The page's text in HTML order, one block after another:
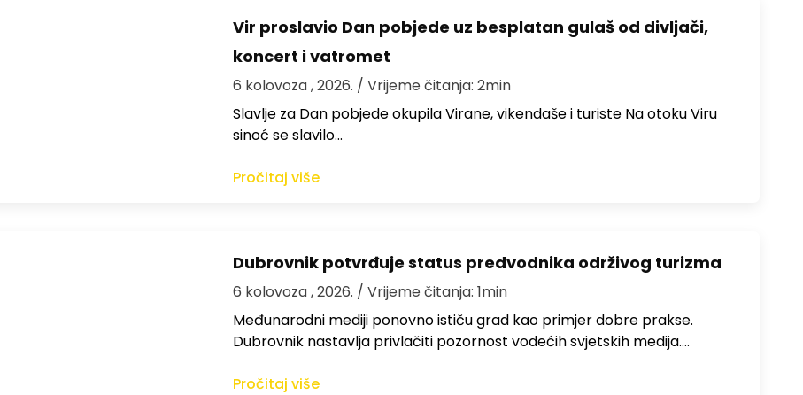
Vir proslavio Dan pobjede uz besplatan gulaš od divljači,
koncert i vatromet
6 kolovoza , 2026. / Vrijeme čitanja: 2min
Slavlje za Dan pobjede okupila Virane, vikendaše i turiste Na otoku Viru
sinoć se slavilo…
Pročitaj više
Dubrovnik potvrđuje status predvodnika održivog turizma
6 kolovoza , 2026. / Vrijeme čitanja: 1min
Međunarodni mediji ponovno ističu grad kao primjer dobre prakse.
Dubrovnik nastavlja privlačiti pozornost vodećih svjetskih medija.…
Pročitaj više